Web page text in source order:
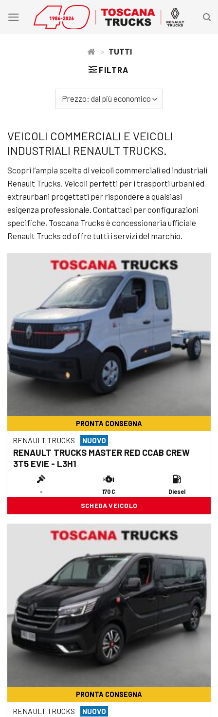
> TUTTI
FILTRA
VEICOLI COMMERCIALI E VEICOLI
INDUSTRIALI RENAULT TRUCKS.
Scopri l’ampia scelta di veicoli commerciali ed industriali
Renault Trucks. Veicoli perfetti per i trasporti urbani ed
extraurbani progettati per rispondere a qualsiasi
esigenza professionale. Contattaci per configurazioni
specifiche, Toscana Trucks è concessionaria ufficiale
Renault Trucks ed offre tutti i servizi del marchio.
PRONTA CONSEGNA
RENAULT TRUCKS NUOVO
RENAULT TRUCKS MASTER RED CCAB CREW
3T5 EVIE - L3H1
- 170 C Diesel
SCHEDA VEICOLO
PRONTA CONSEGNA
RENAULT TRUCKS NUOVO